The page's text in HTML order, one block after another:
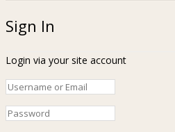
Sign In
Login via your site account